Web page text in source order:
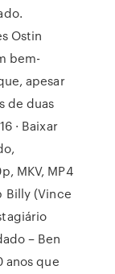
Ostin
bem-
apesar
de duas
· Baixar
MKV, MP4
Billy (Vince
– Ben
anos que